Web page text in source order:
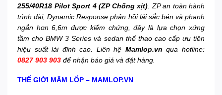
255/40R18 Pilot Sport 4 (ZP Chống xịt) . ZP an toàn hành
trình dài, Dynamic Response phản hồi lái sắc bén và phanh
ngắn hơn 6,6m được kiểm chứng, đây là lựa chọn xứng
tầm cho BMW 3 Series và sedan thể thao cao cấp ưu tiên
hiệu suất lái đỉnh cao. Liên hệ Mamlop.vn qua hotline:
0827 903 903 để nhận báo giá và đặt hàng.
THẾ GIỚI MÂM LỐP – MAMLOP.VN